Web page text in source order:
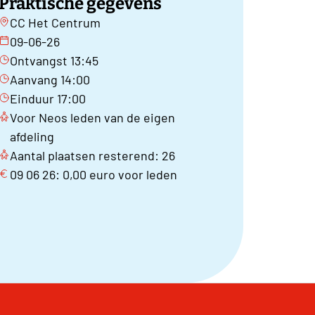
CC Het Centrum
09-06-26
Ontvangst 13:45
Aanvang 14:00
Einduur 17:00
Voor Neos leden van de eigen
afdeling
Aantal plaatsen resterend: 26
09 06 26: 0,00 euro voor leden